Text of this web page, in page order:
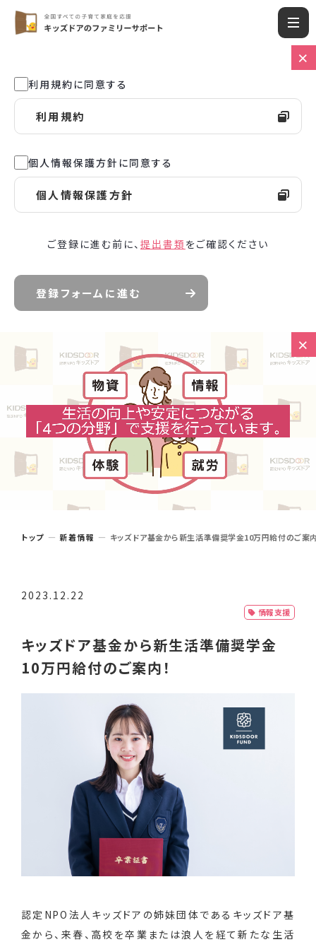
利用規約に同意する
利用規約
個人情報保護方針に同意する
個人情報保護方針
ご登録に進む前に、提出書類 をご確認ください
登録フォームに進む
トップ 新着情報 キッズドア基金から新生活準備奨学金10万円給付のご案
2023.12.22
情報支援
キッズドア基金から新生活準備奨学金
10万円給付のご案内！
認定NPO法人キッズドアの姉妹団体であるキッズドア基
金から、来春、高校を卒業または浪人を経て新たな生活